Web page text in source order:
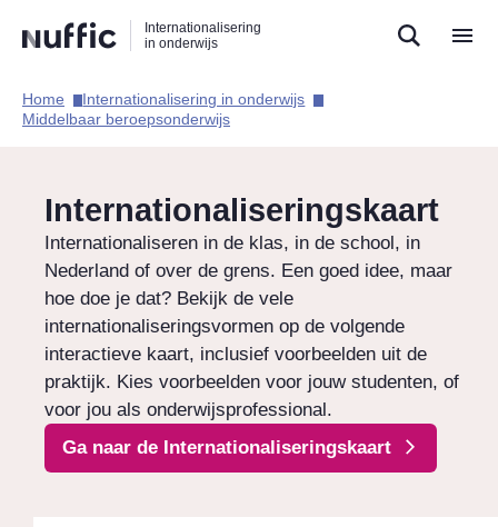
naar
zoekfunctie
naar
hoofdnavigatie
naar
inhoud
Internationalisering
in onderwijs
Hoofdnavigatie
Home​
Internationalisering in onderwijs​
Middelbaar beroepsonderwijs​
Internationaliseringskaart
Internationaliseren in de klas, in de school, in
Nederland of over de grens. Een goed idee, maar
hoe doe je dat? Bekijk de vele
internationaliseringsvormen op de volgende
interactieve kaart, inclusief voorbeelden uit de
praktijk. Kies voorbeelden voor jouw studenten, of
voor jou als onderwijsprofessional.
Ga naar de Internationaliseringskaart